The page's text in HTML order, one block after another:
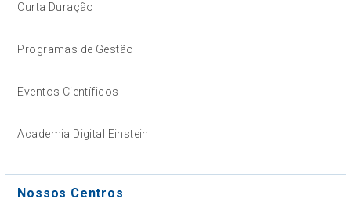
Curta Duração
Programas de Gestão
Eventos Científicos
Academia Digital Einstein
Nossos Centros